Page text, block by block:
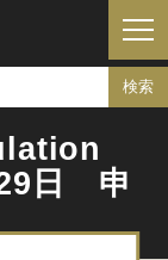
日 申